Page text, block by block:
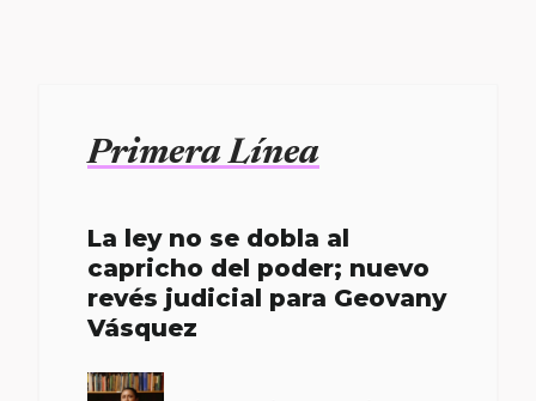
Primera Línea
La ley no se dobla al
capricho del poder; nuevo
revés judicial para Geovany
Vásquez